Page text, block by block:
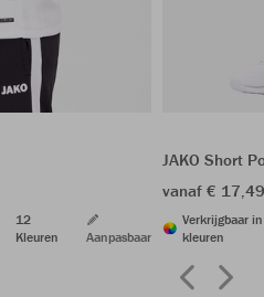
12
Kleuren
Aanpasbaar
JAKO Short
vanaf €
Verkrijgbaar
kleuren